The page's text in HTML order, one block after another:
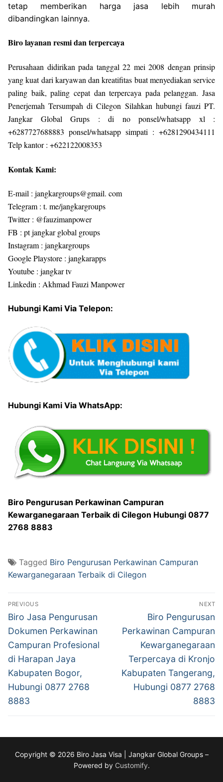
tetap memberikan harga jasa lebih murah
dibandingkan lainnya.
Biro layanan resmi dan terpercaya
Perusahaan didirikan pada tanggal 22 mei 2008 dengan prinsip
yang kuat dari karyawan dan kreatifitas buat menyediakan service
paling baik, paling cepat dan terpercaya pada pelanggan. Jasa
Penerjemah Tersumpah di Cilegon Silahkan hubungi fauzi PT.
Jangkar Global Grups : di no ponsel/whatsapp xl :
+6287727688883 ponsel/whatsapp simpati : +6281290434111
Telp kantor : +622122008353
Kontak Kami:
E-mail : jangkargroups@gmail. com
Telegram : t. me/jangkargroups
Twitter : @fauzimanpower
FB : pt jangkar global groups
Instagram : jangkargroups
Google Playstore : jangkarapps
Youtube : jangkar tv
Linkedin : Akhmad Fauzi Manpower
Hubungi Kami Via Telepon:
Hubungi Kami Via WhatsApp:
Biro Pengurusan Perkawinan Campuran
Kewarganegaraan Terbaik di Cilegon Hubungi 0877
2768 8883
Tagged Biro Pengurusan Perkawinan Campuran
Kewarganegaraan Terbaik di Cilegon
Post
navigation
PREVIOUS
Previous
post:
Biro Jasa Pengurusan
Dokumen Perkawinan
Campuran Profesional
di Harapan Jaya
Kabupaten Bogor,
Hubungi 0877 2768
8883
NEXT
Next
post:
Biro Pengurusan
Perkawinan Campuran
Kewarganegaraan
Terpercaya di Kronjo
Kabupaten Tangerang,
Hubungi 0877 2768
8883
Copyright © 2026 Biro Jasa Visa | Jangkar Global Groups –
Powered by Customify.